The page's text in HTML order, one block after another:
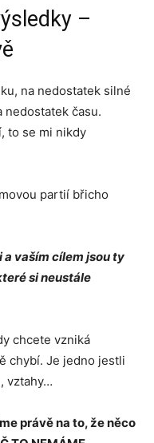
–
na nedostatek silné
nedostatek času.
to se mi nikdy
partií břicho
vaším cílem jsou ty
si neustále
chcete vzniká
chybí. Je jedno jestli
vztahy…
právě na to, že něco